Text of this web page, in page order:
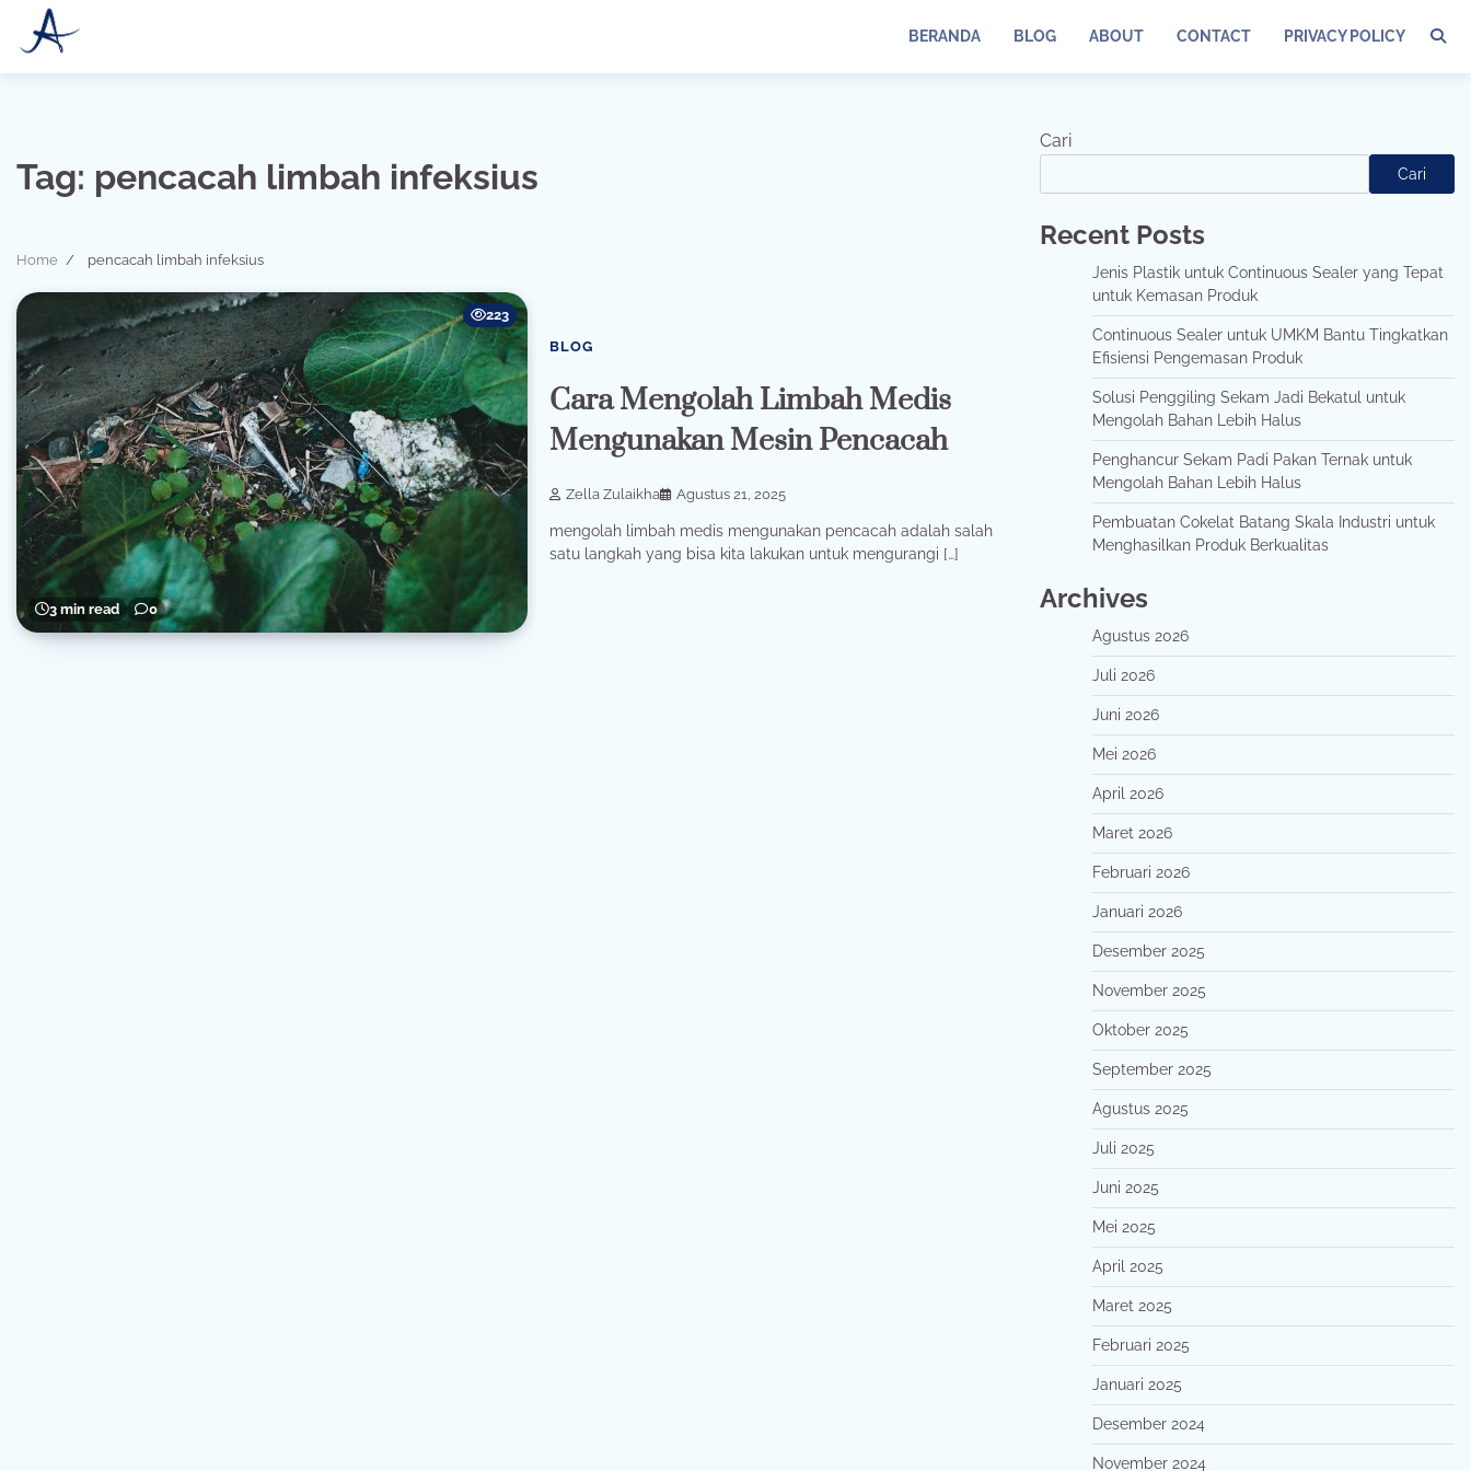
BERANDA BLOG ABOUT CONTACT PRIVACY POLICY
Tag: pencacah limbah infeksius
Home pencacah limbah infeksius
3 min read 0
223
BLOG
Cara Mengolah Limbah Medis
Mengunakan Mesin Pencacah
Zella Zulaikha Agustus 21, 2025
mengolah limbah medis mengunakan pencacah adalah salah
satu langkah yang bisa kita lakukan untuk mengurangi […]
Cari
Cari
Recent Posts
Jenis Plastik untuk Continuous Sealer yang Tepat
untuk Kemasan Produk
Continuous Sealer untuk UMKM Bantu Tingkatkan
Efisiensi Pengemasan Produk
Solusi Penggiling Sekam Jadi Bekatul untuk
Mengolah Bahan Lebih Halus
Penghancur Sekam Padi Pakan Ternak untuk
Mengolah Bahan Lebih Halus
Pembuatan Cokelat Batang Skala Industri untuk
Menghasilkan Produk Berkualitas
Archives
Agustus 2026
Juli 2026
Juni 2026
Mei 2026
April 2026
Maret 2026
Februari 2026
Januari 2026
Desember 2025
November 2025
Oktober 2025
September 2025
Agustus 2025
Juli 2025
Juni 2025
Mei 2025
April 2025
Maret 2025
Februari 2025
Januari 2025
Desember 2024
November 2024